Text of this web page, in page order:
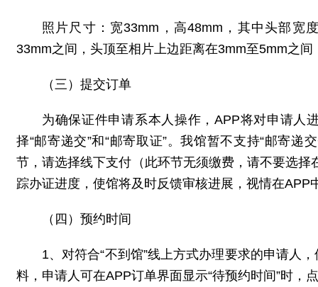
照片尺寸：宽33mm，高48mm，其中头部宽
33mm之间，头顶至相片上边距离在3mm至5mm之
（三）提交订单
为确保证件申请系本人操作，APP将对申请人
择“邮寄递交”和“邮寄取证”。我馆暂不支持“邮寄
节，请选择线下支付（此环节无须缴费，请不要选择
踪办证进度，使馆将及时反馈审核进展，视情在APP
（四）预约时间
1、对符合“不到馆”线上方式办理要求的申请人
料，申请人可在APP订单界面显示“待预约时间”时，